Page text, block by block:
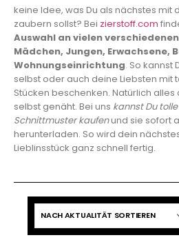
keine Idee, was Du als nächstes mit
zaubern sollst? Bei zierstoff.com
Auswahl an vielen
Mädchen, Jungen, Erwachsene,
Wohnungseinrichtung. So kannst
selbst oder auch deine Liebsten mit
Stücken beschenken. Natürlich
selbst genäht. Bei uns kannst Du
Schnittmuster kaufenund sie sofort
herunterladen. So wird dein
Lieblinsstück ganz schnell fertig.